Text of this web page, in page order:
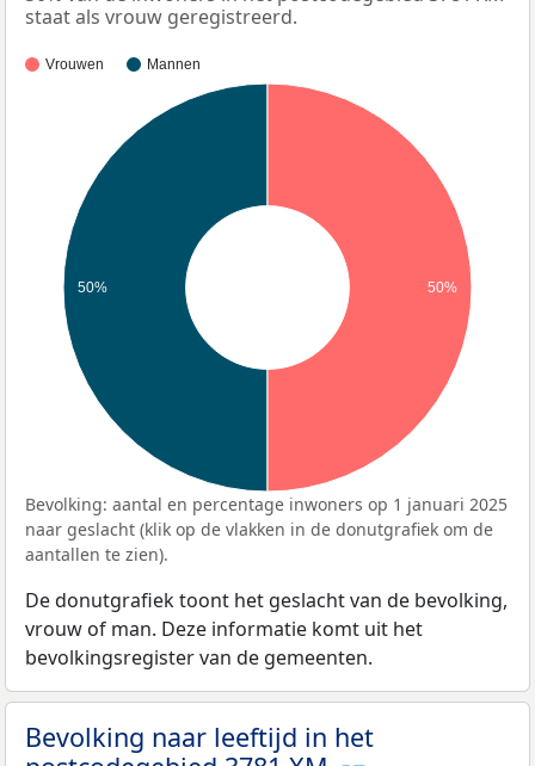
staat als vrouw geregistreerd.
Vrouwen Mannen
50% 50%
Bevolking: aantal en percentage inwoners op 1 januari 2025
naar geslacht (klik op de vlakken in de donutgrafiek om de
aantallen te zien).
De donutgrafiek toont het geslacht van de bevolking,
vrouw of man. Deze informatie komt uit het
bevolkingsregister van de gemeenten.
Bevolking naar leeftijd in het